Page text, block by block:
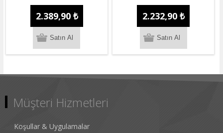
2.389,90 ₺ 2.232,90 ₺
Müşteri Hizmetleri
Koşullar & Uygulamalar